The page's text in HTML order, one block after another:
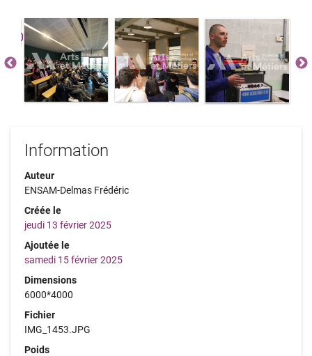
Information
Auteur
ENSAM-Delmas Frédéric
Créée le
jeudi 13 février 2025
Ajoutée le
samedi 15 février 2025
Dimensions
6000*4000
Fichier
IMG_1453.JPG
Poids